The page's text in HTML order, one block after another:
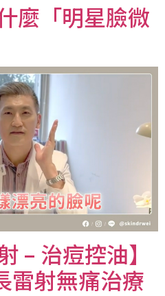
麼「明星臉微
– 治痘控油】
雷射無痛治療